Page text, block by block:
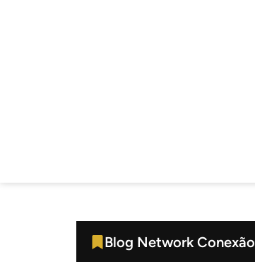
Blog Network Conexão